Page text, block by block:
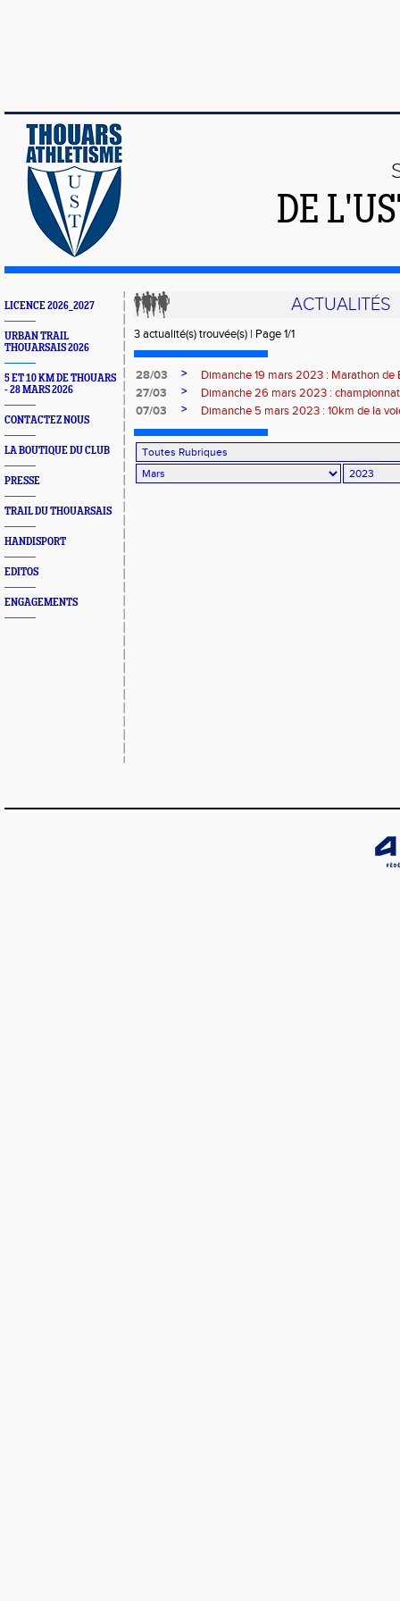
DE
LICENCE 2026_2027
URBAN TRAIL
THOUARSAIS 2026
5 ET 10 KM DE THOUARS
- 28 MARS 2026
CONTACTEZ NOUS
LA BOUTIQUE DU CLUB
PRESSE
TRAIL DU THOUARSAIS
HANDISPORT
EDITOS
ENGAGEMENTS
ACTUALITÉS
3 actualité(s) trouvée(s) | Page 1/1
28/03 >
Dimanche 19 mars 2023 : Marathon de
27/03
>
Dimanche 26 mars 2023 :
07/03
> Dimanche 5 mars 2023 : 10km de la